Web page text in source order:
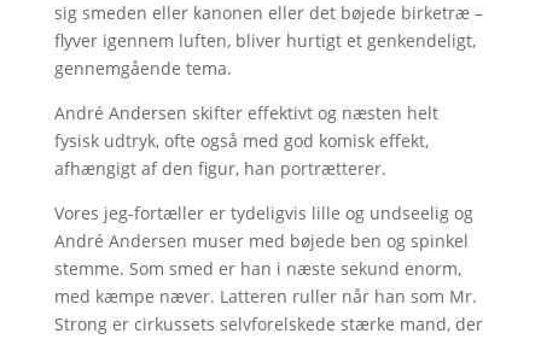
sig smeden eller kanonen eller det bøjede birketræ –
flyver igennem luften, bliver hurtigt et genkendeligt,
gennemgående tema.
André Andersen skifter effektivt og næsten helt
fysisk udtryk, ofte også med god komisk effekt,
afhængigt af den figur, han portrætterer.
Vores jeg-fortæller er tydeligvis lille og undseelig og
André Andersen muser med bøjede ben og spinkel
stemme. Som smed er han i næste sekund enorm,
med kæmpe næver. Latteren ruller når han som Mr.
Strong er cirkussets selvforelskede stærke mand, der